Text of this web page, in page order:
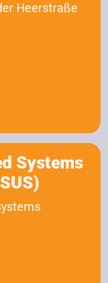
Heerstraße
Systems